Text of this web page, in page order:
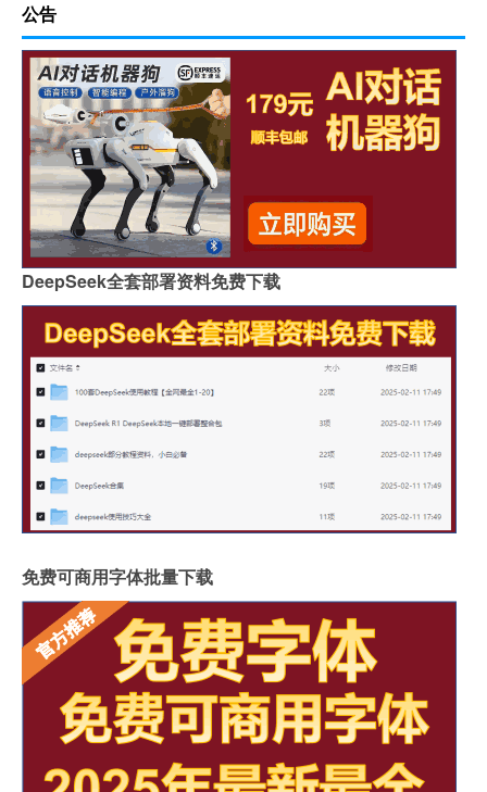
公告
DeepSeek全套部署资料免费下载
免费可商用字体批量下载